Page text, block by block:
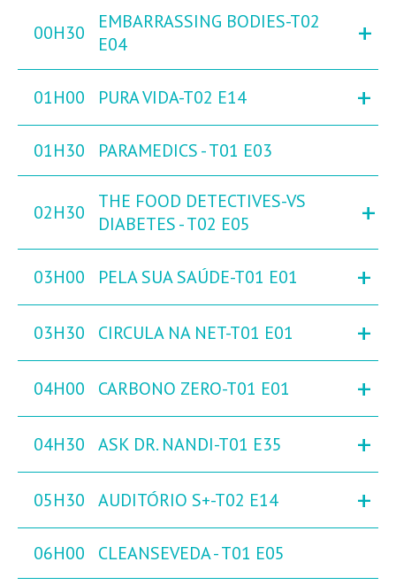
00H30
EMBARRASSING BODIES-T02
E04
+
01H00 PURA VIDA-T02 E14 +
01H30 PARAMEDICS - T01 E03
02H30
THE FOOD DETECTIVES-VS
DIABETES - T02 E05
+
03H00 PELA SUA SAÚDE-T01 E01 +
03H30 CIRCULA NA NET-T01 E01 +
04H00 CARBONO ZERO-T01 E01 +
04H30 ASK DR. NANDI-T01 E35 +
05H30 AUDITÓRIO S+-T02 E14 +
06H00 CLEANSEVEDA - T01 E05